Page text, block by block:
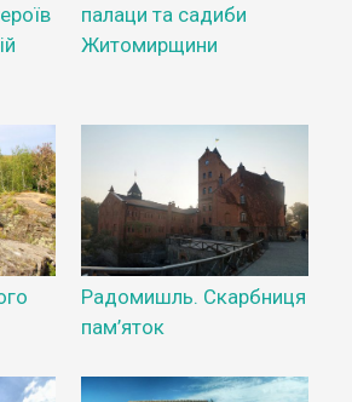
палаци та садиби
Житомирщини
Радомишль. Скарбниця
пам’яток